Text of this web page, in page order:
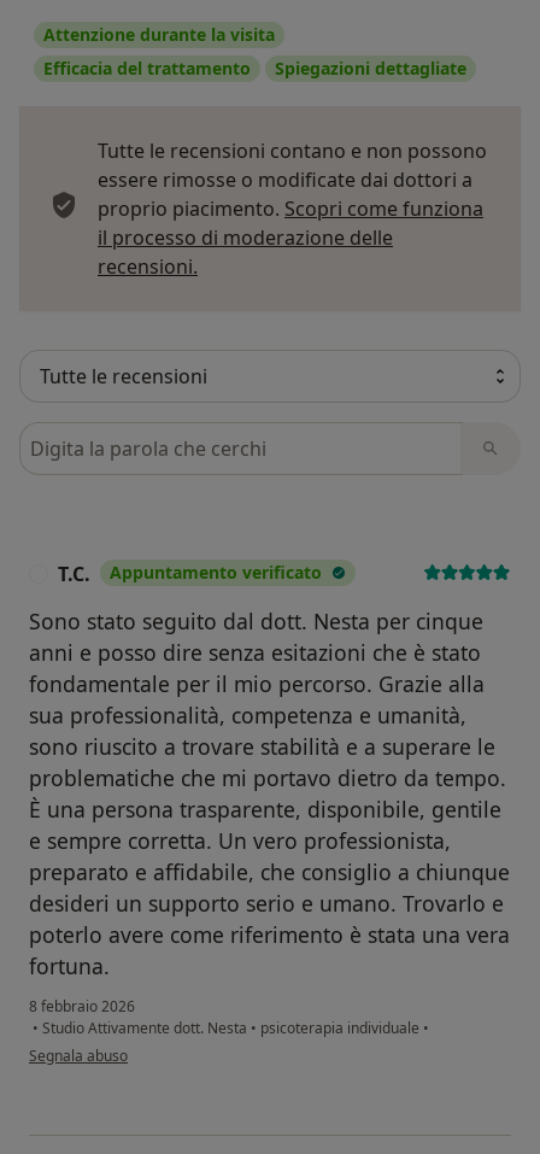
Attenzione durante la visita
Efficacia del trattamento
Spiegazioni dettagliate
Tutte le recensioni contano e non possono
essere rimosse o modificate dai dottori a
proprio piacimento. Scopri come funziona
il processo di moderazione delle
recensioni.
Cerca nelle recensioni
T.C. Appuntamento verificato
Sono stato seguito dal dott. Nesta per cinque
anni e posso dire senza esitazioni che è stato
fondamentale per il mio percorso. Grazie alla
sua professionalità, competenza e umanità,
sono riuscito a trovare stabilità e a superare le
problematiche che mi portavo dietro da tempo.
È una persona trasparente, disponibile, gentile
e sempre corretta. Un vero professionista,
preparato e affidabile, che consiglio a chiunque
desideri un supporto serio e umano. Trovarlo e
poterlo avere come riferimento è stata una vera
fortuna.
8 febbraio 2026
• Studio Attivamente dott. Nesta • psicoterapia individuale •
secondo l'opinione dell'utente T.C.
Segnala abuso